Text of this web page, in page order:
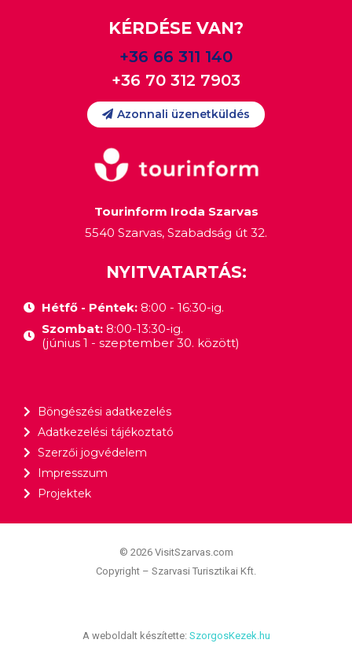
KÉRDÉSE VAN?
+36 66 311 140
+36 70 312 7903
Azonnali üzenetküldés
Tourinform Iroda Szarvas
5540 Szarvas, Szabadság út 32.
NYITVATARTÁS:
Hétfő - Péntek:8:00 - 16:30-ig.
Szombat: 8:00-13:30-ig.
(június 1 - szeptember 30. között)
Böngészési adatkezelés
Adatkezelési tájékoztató
Szerzői jogvédelem
Impresszum
Projektek
© 2026 VisitSzarvas.com
Copyright – Szarvasi Turisztikai Kft.
A weboldalt készítette: SzorgosKezek.hu